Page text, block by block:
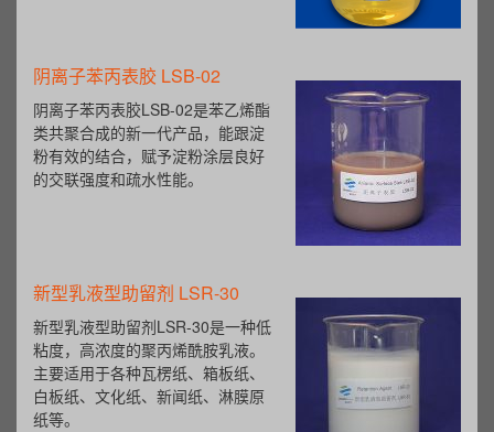
阴离子苯丙表胶 LSB-02
阴离子苯丙表胶LSB-02是苯乙烯酯
类共聚合成的新一代产品，能跟淀
粉有效的结合，赋予淀粉涂层良好
的交联强度和疏水性能。
新型乳液型助留剂 LSR-30
新型乳液型助留剂LSR-30是一种低
粘度，高浓度的聚丙烯酰胺乳液。
主要适用于各种瓦楞纸、箱板纸、
白板纸、文化纸、新闻纸、淋膜原
纸等。